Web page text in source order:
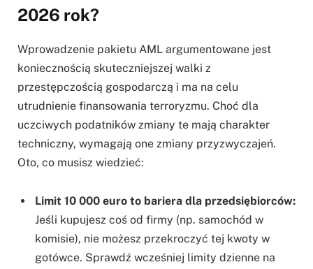
2026 rok?
Wprowadzenie pakietu AML argumentowane jest
koniecznością skuteczniejszej walki z
przestępczością gospodarczą i ma na celu
utrudnienie finansowania terroryzmu. Choć dla
uczciwych podatników zmiany te mają charakter
techniczny, wymagają one zmiany przyzwyczajeń.
Oto, co musisz wiedzieć:
Limit 10 000 euro to bariera dla przedsiębiorców:
Jeśli kupujesz coś od firmy (np. samochód w
komisie), nie możesz przekroczyć tej kwoty w
gotówce. Sprawdź wcześniej limity dzienne na